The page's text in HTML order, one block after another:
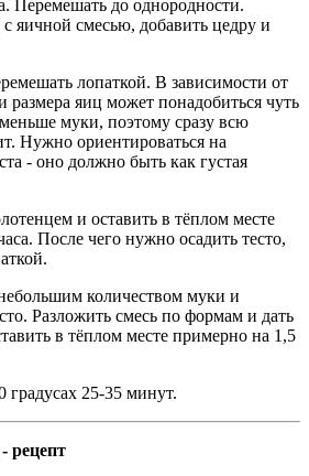
Перемешать до однородности.
яичной смесью, добавить цедру и
лопаткой. В зависимости от
размера яиц может понадобиться чуть
муки, поэтому сразу всю
Нужно ориентироваться на
- оно должно быть как густая
и оставить в тёплом месте
После чего нужно осадить тесто,
количеством муки и
Разложить смесь по формам и дать
в тёплом месте примерно на 1,5
градусах 25-35 минут.
рецепт